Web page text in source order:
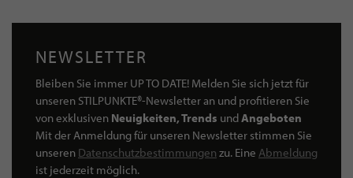
NEWSLETTER
Bleiben Sie immer UP TO DATE! Melden Sie sich jetzt für
unseren STILPUNKTE®-Newsletter an und profitieren Sie
von exklusiven Neuigkeiten, Trends undAngeboten
Mit der Anmeldung für unseren Newsletter stimmen Sie
unseren Datenschutzbestimmungen zu. Eine Abmeldung
ist jederzeit möglich.